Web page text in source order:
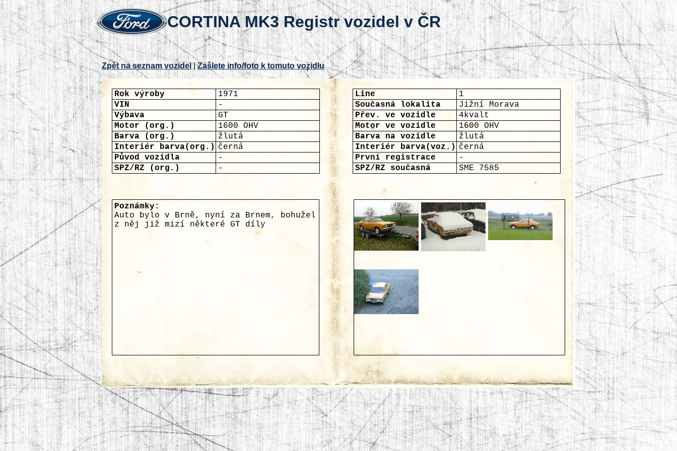
CORTINA MK3 Registr vozidel v ČR
Zpět na seznam vozidel |Zašlete info/foto k tomuto vozidlu
Rok výroby 1971 Line
1
VIN
- Současná lokalita
Jižní Morava
Výbava
GT Přev. ve vozidle
4kvalt
Motor (org.)
1600 OHV Motor ve vozidle
1600 OHV
Barva (org.)
žlutá Barva na vozidle
žlutá
Interiér barva(org.) černá Interiér barva(voz.) černá
Původ vozidla
- První registrace
-
SPZ/RZ (org.)
- SPZ/RZ současná SME 7585
Poznámky:
Auto bylo v Brně, nyní za Brnem, bohužel
z něj již mizí některé GT díly